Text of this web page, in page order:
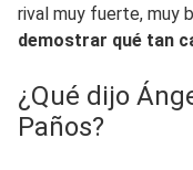
rival muy fuerte, muy
demostrar qué tan
¿Qué dijo
Paños?